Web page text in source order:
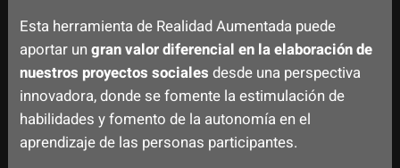
Esta herramienta de Realidad Aumentada puede
aportar ungran valor diferencial en la elaboración de
nuestros proyectos socialesdesde una perspectiva
innovadora, donde se fomente la estimulación de
habilidades y fomento de la autonomía en el
aprendizaje de las personas participantes.